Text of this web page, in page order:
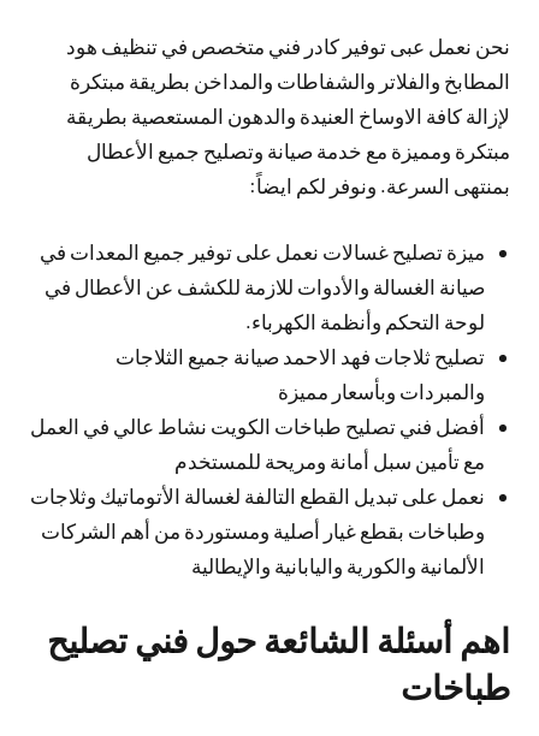
نحن نعمل عبى توفير كادر فني متخصص في تنظيف هود
المطابخ والفلاتر والشفاطات والمداخن بطريقة مبتكرة
لإزالة كافة الاوساخ العنيدة والدهون المستعصية بطريقة
مبتكرة ومميزة مع خدمة صيانة وتصليح جميع الأعطال
بمنتهى السرعة. ونوفر لكم ايضاً:
ميزة تصليح غسالات نعمل على توفير جميع المعدات في
صيانة الغسالة والأدوات للازمة للكشف عن الأعطال في
لوحة التحكم وأنظمة الكهرباء.
تصليح ثلاجات فهد الاحمد صيانة جميع الثلاجات
والمبردات وبأسعار مميزة
أفضل فني تصليح طباخات الكويت نشاط عالي في العمل
مع تأمين سبل أمانة ومريحة للمستخدم
نعمل على تبديل القطع التالفة لغسالة الأتوماتيك وثلاجات
وطباخات بقطع غيار أصلية ومستوردة من أهم الشركات
الألمانية والكورية واليابانية والإيطالية
اهم أسئلة الشائعة حول فني تصليح
طباخات